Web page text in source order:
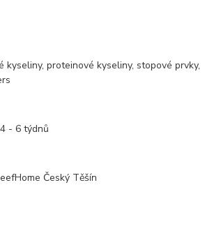
kyseliny, proteinové kyseliny, stopové prvky,
- 6 týdnů
Český Těšín